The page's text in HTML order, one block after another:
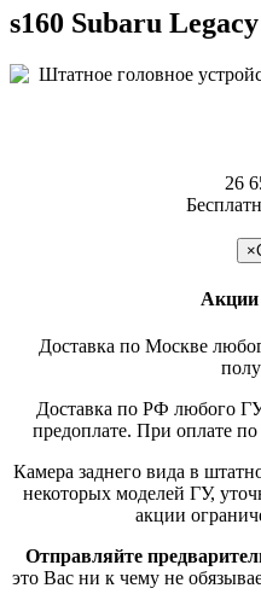
s160 Subaru
26
×
Акции
Доставка по Москве
Доставка по РФ любого
предоплате. При оплате
Камера заднего вида в
некоторых моделей ГУ,
акции
Отправляйте
это Вас ни к чему не